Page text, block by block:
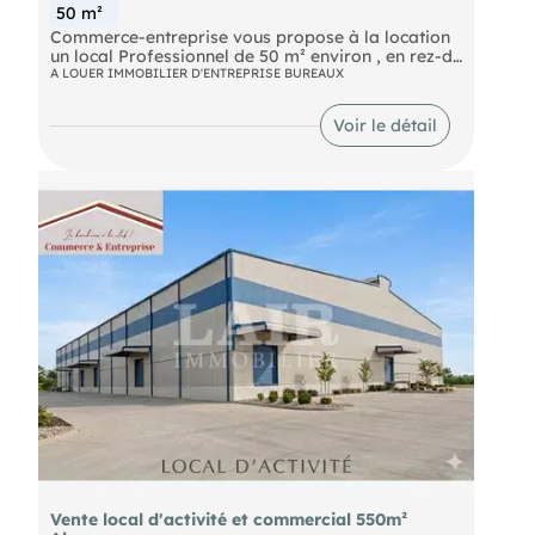
50 m²
Commerce-entreprise vous propose à la location
un local Professionnel de 50 m² environ , en rez-de
- chaussée, comprenant: un hall d'entrée, un
plus de renseignements s'adresser à l'agence au
(EI) Agent Commercial
A LOUER IMMOBILIER D'ENTREPRISE BUREAUX
Voir le détail
Vente local d'activité et commercial 550m²